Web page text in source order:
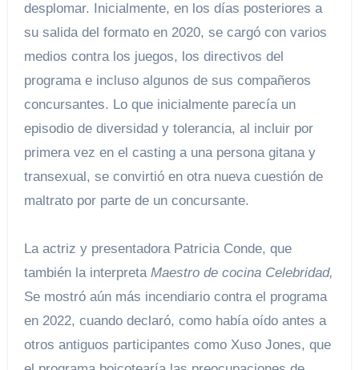
desplomar. Inicialmente, en los días posteriores a
su salida del formato en 2020, se cargó con varios
medios contra los juegos, los directivos del
programa e incluso algunos de sus compañeros
concursantes. Lo que inicialmente parecía un
episodio de diversidad y tolerancia, al incluir por
primera vez en el casting a una persona gitana y
transexual, se convirtió en otra nueva cuestión de
maltrato por parte de un concursante.
La actriz y presentadora Patricia Conde, que
también la interpreta Maestro de cocina Celebridad,
Se mostró aún más incendiario contra el programa
en 2022, cuando declaró, como había oído antes a
otros antiguos participantes como Xuso Jones, que